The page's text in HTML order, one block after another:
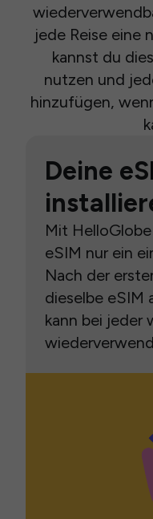
jede Reise eine
kannst du
nutzen und
hinzufügen,
Deine
Mit
eSIM nur ein
Nach der
dieselbe eSIM
kann bei jeder